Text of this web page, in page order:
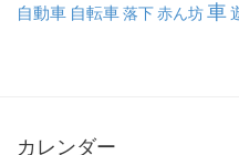
自動車 自転車落下赤ん坊車
カレンダー